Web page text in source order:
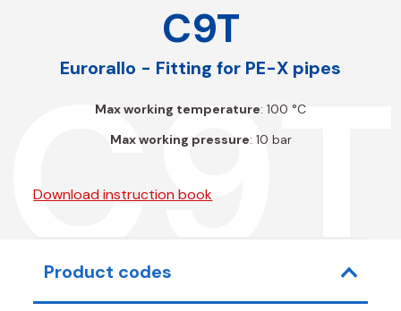
C9T
C9T
Eurorallo - Fitting for PE-X pipes
Max working temperature: 100 °C
Max working pressure: 10 bar
Download instruction book
Product codes